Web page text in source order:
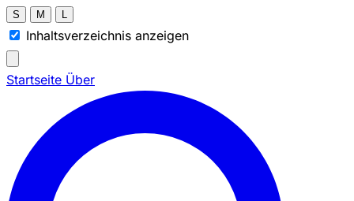
S M L
Inhaltsverzeichnis anzeigen
Startseite Über